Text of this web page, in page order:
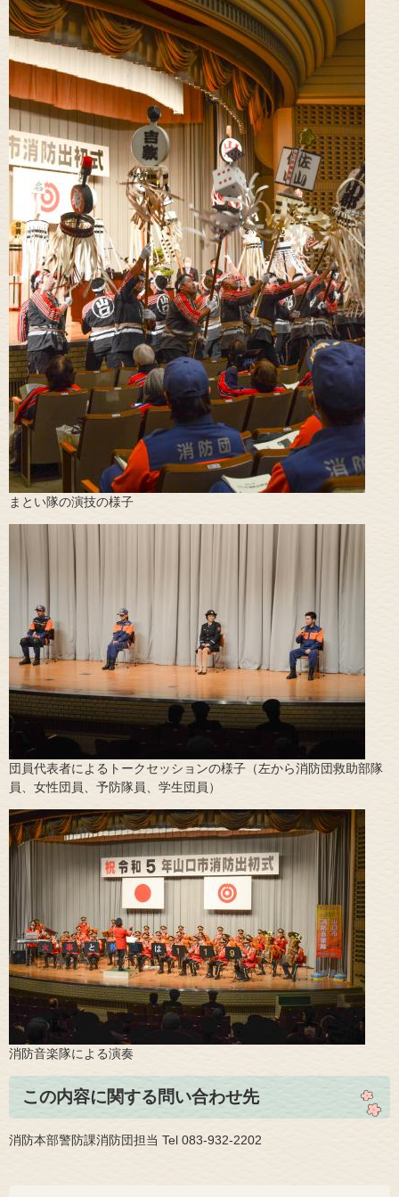
​まとい隊の演技の様子
​団員代表者によるトークセッションの様子（左から消防団救助部隊
員、女性団員、予防隊員、学生団員）
消防音楽隊による演奏
この内容に関する問い合わせ先
消防本部警防課消防団担当 Tel 083-932-2202